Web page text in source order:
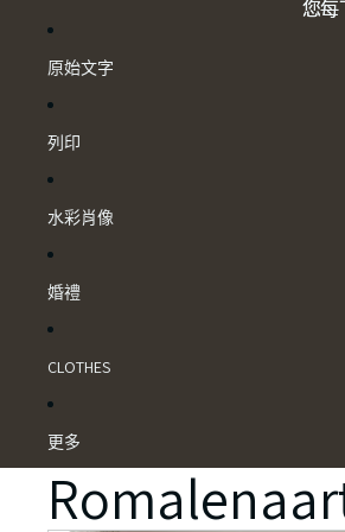
您每
您每
原始文字
列印
水彩肖像
婚禮
CLOTHES
更多